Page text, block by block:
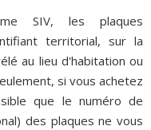
SIV, les plaques
territorial, sur la
au lieu d'habitation ou
si vous achetez
que le numéro de
des plaques ne vous